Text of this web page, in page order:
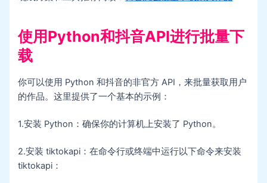
使用Python和抖音API进行批量下
载
你可以使用 Python 和抖音的非官方 API，来批量获取用户
的作品。这里提供了一个基本的示例：
1.安装 Python：确保你的计算机上安装了 Python。
2.安装 tiktokapi：在命令行或终端中运行以下命令来安装
tiktokapi：